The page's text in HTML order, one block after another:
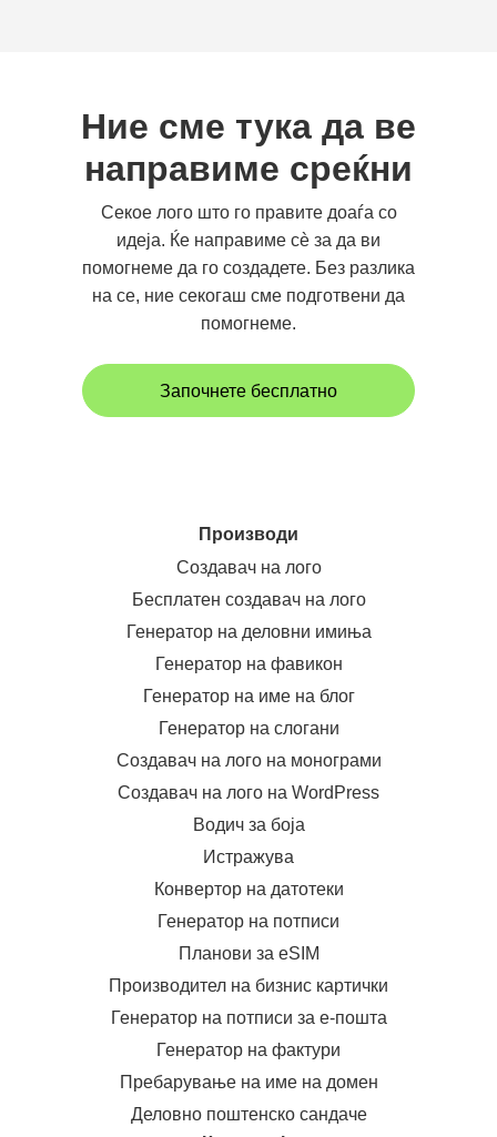
Ние сме тука да ве
направиме среќни
Секое лого што го правите доаѓа со
идеја. Ќе направиме сè за да ви
помогнеме да го создадете. Без разлика
на се, ние секогаш сме подготвени да
помогнеме.
Започнете бесплатно
Производи
Создавач на лого
Бесплатен создавач на лого
Генератор на деловни имиња
Генератор на фавикон
Генератор на име на блог
Генератор на слогани
Создавач на лого на монограми
Создавач на лого на WordPress
Водич за боја
Истражува
Конвертор на датотеки
Генератор на потписи
Планови за eSIM
Производител на бизнис картички
Генератор на потписи за е-пошта
Генератор на фактури
Пребарување на име на домен
Деловно поштенско сандаче